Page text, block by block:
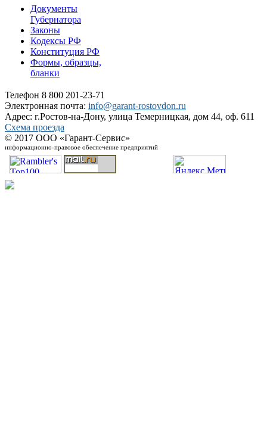
Документы
Губернатора
Законы
Кодексы РФ
Конституция РФ
Формы, образцы,
бланки
Телефон 8 800 201-23-71
Электронная почта: info@garant-rostovdon.ru
Адрес: г.Ростов-на-Дону, улица Темерницкая, дом 44, оф. 611
Схема проезда
© 2017 ООО «Гарант-Сервис»
информационно-правовое обеспечение предприятий